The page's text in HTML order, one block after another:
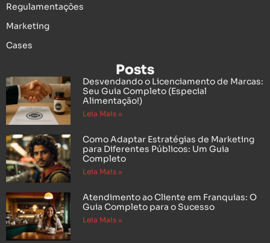
Regulamentações
Marketing
Cases
Posts
Desvendando o Licenciamento de Marcas:
Seu Guia Completo (Especial
Alimentação!)
Leia Mais »
Como Adaptar Estratégias de Marketing
para Diferentes Públicos: Um Guia
Completo
Leia Mais »
Atendimento ao Cliente em Franquias: O
Guia Completo para o Sucesso
Leia Mais »